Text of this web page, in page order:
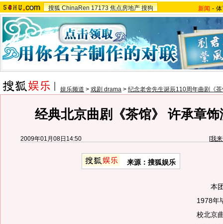
搜狐 ChinaRen 17173 焦点房地产 搜狗 新闻 -
娱乐频道 > 戏剧 drama > 纪念老舍先生诞辰110周年曲剧《
经典北京曲剧《茶馆》 许承章
2009年01月08日14:50 [我
来源：搜狐娱乐
本团
1978年
校北京